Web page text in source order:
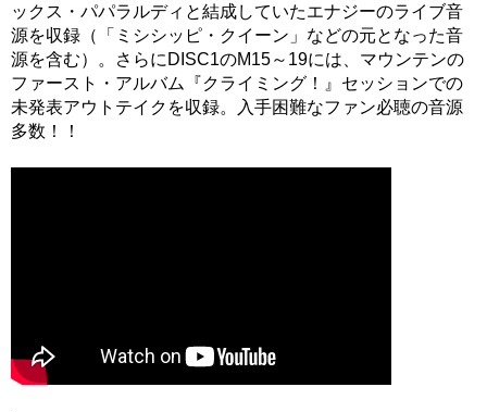
ックス・パパラルディと結成していたエナジーのライブ音
源を収録（「ミシシッピ・クイーン」などの元となった音
源を含む）。さらにDISC1のM15～19には、マウンテンの
ファースト・アルバム『クライミング！』セッションでの
未発表アウトテイクを収録。入手困難なファン必聴の音源
多数！！